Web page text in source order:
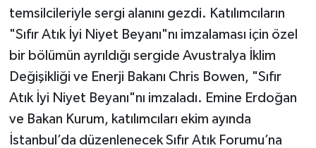
temsilcileriyle sergi alanını gezdi. Katılımcıların
"Sıfır Atık İyi Niyet Beyanı"nı imzalaması için özel
bir bölümün ayrıldığı sergide Avustralya İklim
Değişikliği ve Enerji Bakanı Chris Bowen, "Sıfır
Atık İyi Niyet Beyanı"nı imzaladı. Emine Erdoğan
ve Bakan Kurum, katılımcıları ekim ayında
İstanbul’da düzenlenecek Sıfır Atık Forumu’na